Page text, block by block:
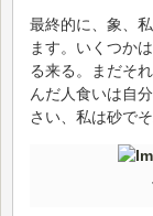
最終的に、象、
ます。いくつか
る来る。まだそ
んだ人食いは自
さい、私は砂で